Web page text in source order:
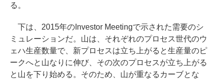
る。
下は、2015年のInvestor Meetingで示された需要のシ
ミュレーションだ。山は、それぞれのプロセス世代のウ
ェハ生産数量で、新プロセスは立ち上がると生産量のピ
ークへと山なりに伸び、その次のプロセスが立ち上がる
と山を下り始める。そのため、山が重なるカーブとな